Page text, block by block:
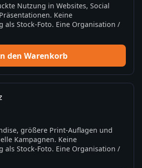
Nutzung in Websites, Social
Keine
als Stock-Foto. Eine Organisation /
den Warenkorb
größere Print-Auflagen und
Kampagnen. Keine
als Stock-Foto. Eine Organisation /